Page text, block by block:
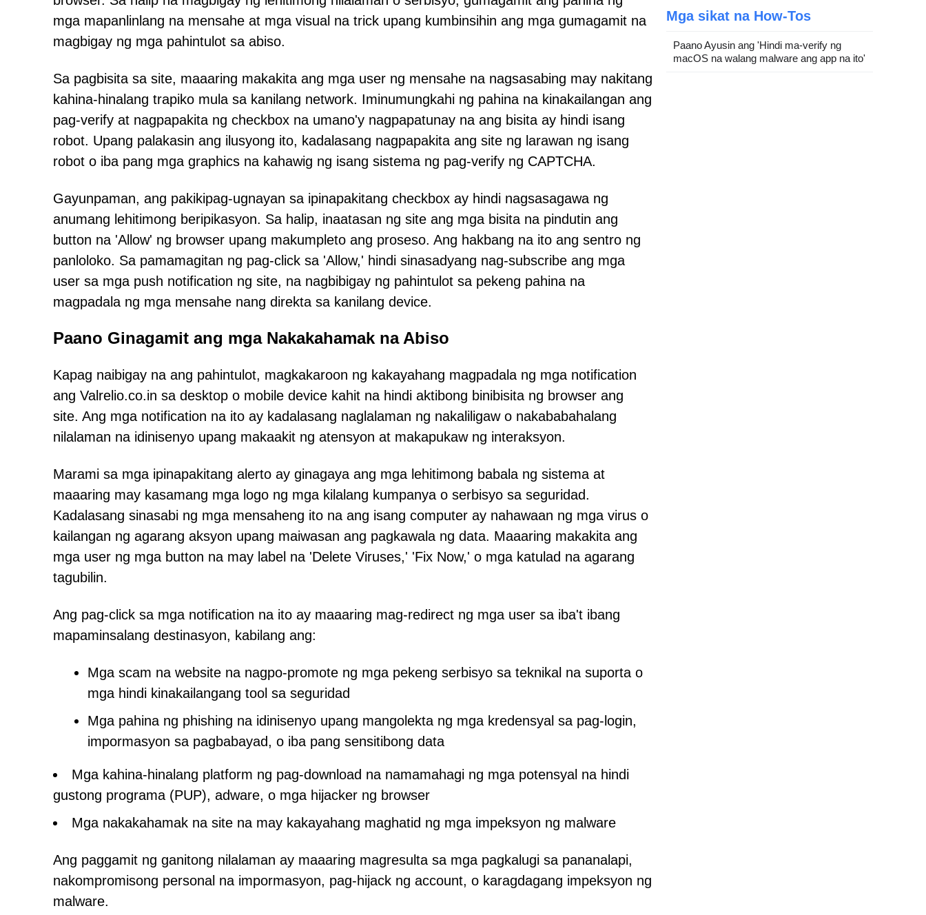
mga mapanlinlang na mensahe at mga visual na trick upang kumbinsihin ang mga gumagamit na
magbigay ng mga pahintulot sa abiso.
Sa pagbisita sa site, maaaring makakita ang mga user ng mensahe na nagsasabing may nakitang
kahina-hinalang trapiko mula sa kanilang network. Iminumungkahi ng pahina na kinakailangan ang
pag-verify at nagpapakita ng checkbox na umano'y nagpapatunay na ang bisita ay hindi isang
robot. Upang palakasin ang ilusyong ito, kadalasang nagpapakita ang site ng larawan ng isang
robot o iba pang mga graphics na kahawig ng isang sistema ng pag-verify ng CAPTCHA.
Gayunpaman, ang pakikipag-ugnayan sa ipinapakitang checkbox ay hindi nagsasagawa ng
anumang lehitimong beripikasyon. Sa halip, inaatasan ng site ang mga bisita na pindutin ang
button na 'Allow' ng browser upang makumpleto ang proseso. Ang hakbang na ito ang sentro ng
panloloko. Sa pamamagitan ng pag-click sa 'Allow,' hindi sinasadyang nag-subscribe ang mga
user sa mga push notification ng site, na nagbibigay ng pahintulot sa pekeng pahina na
magpadala ng mga mensahe nang direkta sa kanilang device.
Paano Ginagamit ang mga Nakakahamak na Abiso
Kapag naibigay na ang pahintulot, magkakaroon ng kakayahang magpadala ng mga notification
ang Valrelio.co.in sa desktop o mobile device kahit na hindi aktibong binibisita ng browser ang
site. Ang mga notification na ito ay kadalasang naglalaman ng nakaliligaw o nakababahalang
nilalaman na idinisenyo upang makaakit ng atensyon at makapukaw ng interaksyon.
Marami sa mga ipinapakitang alerto ay ginagaya ang mga lehitimong babala ng sistema at
maaaring may kasamang mga logo ng mga kilalang kumpanya o serbisyo sa seguridad.
Kadalasang sinasabi ng mga mensaheng ito na ang isang computer ay nahawaan ng mga virus o
kailangan ng agarang aksyon upang maiwasan ang pagkawala ng data. Maaaring makakita ang
mga user ng mga button na may label na 'Delete Viruses,' 'Fix Now,' o mga katulad na agarang
tagubilin.
Ang pag-click sa mga notification na ito ay maaaring mag-redirect ng mga user sa iba't ibang
mapaminsalang destinasyon, kabilang ang:
Mga scam na website na nagpo-promote ng mga pekeng serbisyo sa teknikal na suporta o
mga hindi kinakailangang tool sa seguridad
Mga pahina ng phishing na idinisenyo upang mangolekta ng mga kredensyal sa pag-login,
impormasyon sa pagbabayad, o iba pang sensitibong data
Mga kahina-hinalang platform ng pag-download na namamahagi ng mga potensyal na hindi
gustong programa (PUP), adware, o mga hijacker ng browser
Mga nakakahamak na site na may kakayahang maghatid ng mga impeksyon ng malware
Ang paggamit ng ganitong nilalaman ay maaaring magresulta sa mga pagkalugi sa pananalapi,
nakompromisong personal na impormasyon, pag-hijack ng account, o karagdagang impeksyon ng
malware.
Mga sikat na How-Tos
Paano Ayusin ang 'Hindi ma-verify ng
macOS na walang malware ang app na ito'